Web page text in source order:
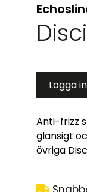
Logga
Anti-frizz
glansigt
övriga